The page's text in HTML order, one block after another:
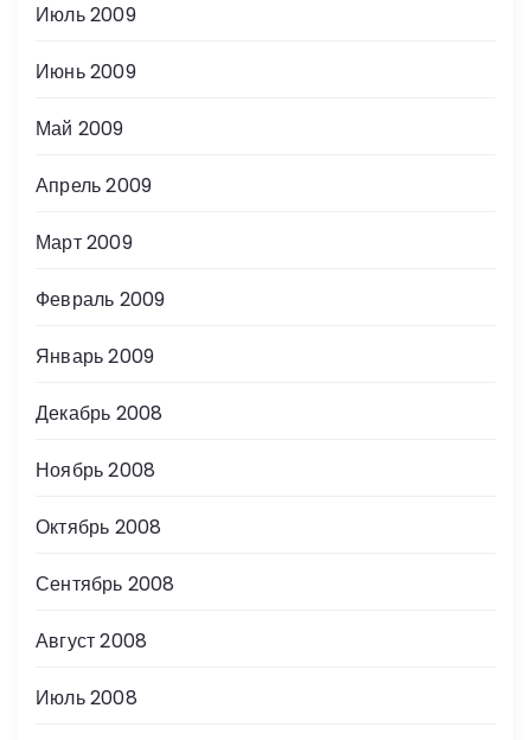
Июль 2009
Июнь 2009
Май 2009
Апрель 2009
Март 2009
Февраль 2009
Январь 2009
Декабрь 2008
Ноябрь 2008
Октябрь 2008
Сентябрь 2008
Август 2008
Июль 2008